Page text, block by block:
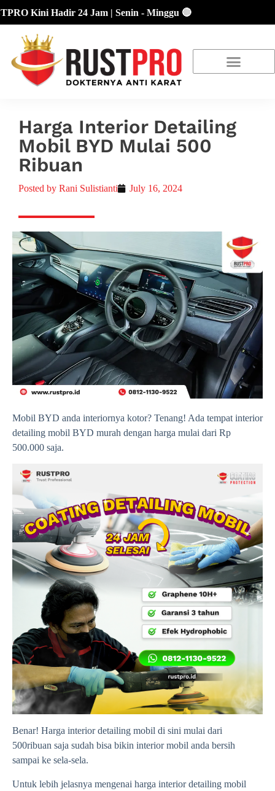
Kini Hadir 24 Jam | Senin - Minggu 🔴
Harga Interior Detailing
Mobil BYD Mulai 500
Ribuan
Posted by Rani Sulistianti July 16, 2024
Mobil BYD anda interiornya kotor? Tenang! Ada tempat interior
detailing mobil BYD murah dengan harga mulai dari Rp
500.000 saja.
Benar! Harga interior detailing mobil di sini mulai dari
500ribuan saja sudah bisa bikin interior mobil anda bersih
sampai ke sela-sela.
Untuk lebih jelasnya mengenai harga interior detailing mobil